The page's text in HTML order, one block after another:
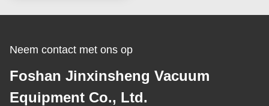
Neem contact met ons op
Foshan Jinxinsheng Vacuum
Equipment Co., Ltd.